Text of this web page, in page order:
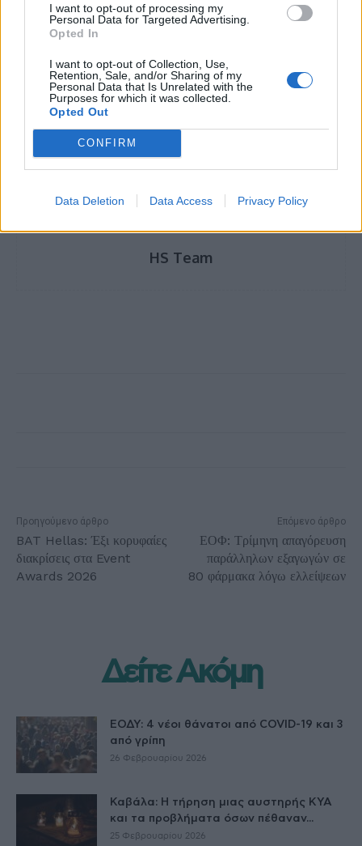
I want to opt-out of processing my
Personal Data for Targeted Advertising.
Opted In
I want to opt-out of Collection, Use,
Retention, Sale, and/or Sharing of my
Personal Data that Is Unrelated with the
Purposes for which it was collected.
Opted Out
CONFIRM
Data Deletion Data Access Privacy Policy
ποιότητας στο επίκεντρο εκπαιδευτικής
ημερίδας
RSV γρίπη COVID-19
HS Team
Προηγούμενο άρθρο
BAT Hellas: Έξι κορυφαίες
διακρίσεις στα Event
Awards 2026
Επόμενο άρθρο
ΕΟΦ: Τρίμηνη απαγόρευση
παράλληλων εξαγωγών σε
80 φάρμακα λόγω ελλείψεων
Δείτε Ακόμη
ΕΟΔΥ: 4 νέοι θάνατοι από COVID-19 και 3
από γρίπη
26 Φεβρουαρίου 2026
Καβάλα: Η τήρηση μιας αυστηρής ΚΥΑ
και τα προβλήματα όσων πέθαναν...
25 Φεβρουαρίου 2026